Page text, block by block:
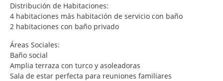
Distribución de Habitaciones:
4 habitaciones más habitación de servicio con baño
2 habitaciones con baño privado
Áreas Sociales:
Baño social
Amplia terraza con turco y asoleadoras
Sala de estar perfecta para reuniones familiares